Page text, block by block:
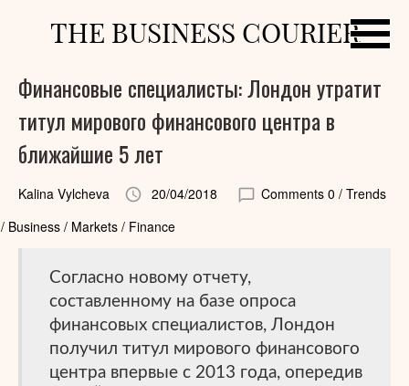
THE BUSINESS COURIER
Финансовые специалисты: Лондон утратит
титул мирового финансового центра в
ближайшие 5 лет
Kalina Vylcheva 20/04/2018 Comments 0 / Trends
/ Business / Markets / Finance
Согласно новому отчету,
составленному на базе опроса
финансовых специалистов, Лондон
получил титул мирового финансового
центра впервые с 2013 года, опередив